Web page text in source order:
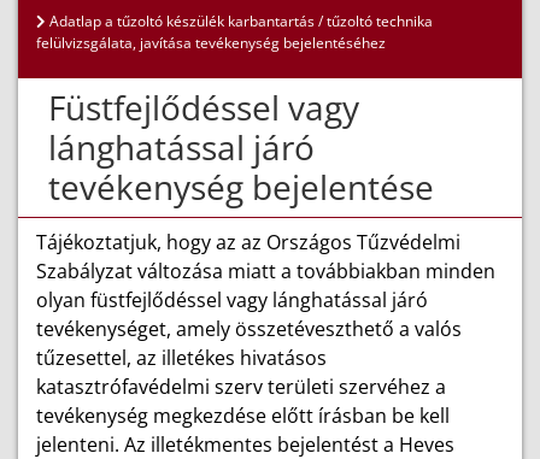
Adatlap a tűzoltó készülék karbantartás / tűzoltó technika
felülvizsgálata, javítása tevékenység bejelentéséhez
Füstfejlődéssel vagy
lánghatással járó
tevékenység bejelentése
Tájékoztatjuk, hogy az az Országos Tűzvédelmi
Szabályzat változása miatt a továbbiakban minden
olyan füstfejlődéssel vagy lánghatással járó
tevékenységet, amely összetéveszthető a valós
tűzesettel, az illetékes hivatásos
katasztrófavédelmi szerv területi szervéhez a
tevékenység megkezdése előtt írásban be kell
jelenteni. Az illetékmentes bejelentést a Heves